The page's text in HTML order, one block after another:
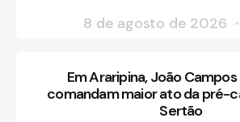
8 de agosto de 2026
Em Araripina, João Campos
comandam maior ato da pré-
Sertão